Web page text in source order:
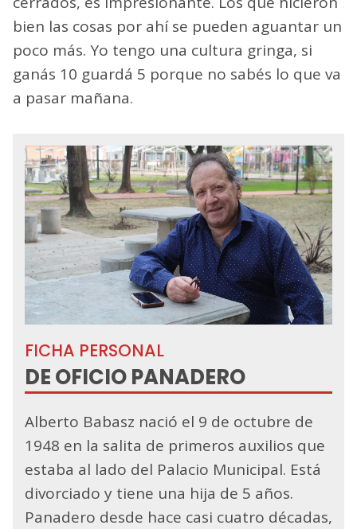
bien las cosas por ahí se pueden aguantar un
poco más. Yo tengo una cultura gringa, si
ganás 10 guardá 5 porque no sabés lo que va
a pasar mañana.
FICHA PERSONAL
DE OFICIO PANADERO
Alberto Babasz nació el 9 de octubre de
1948 en la salita de primeros auxilios que
estaba al lado del Palacio Municipal. Está
divorciado y tiene una hija de 5 años.
Panadero desde hace casi cuatro décadas,